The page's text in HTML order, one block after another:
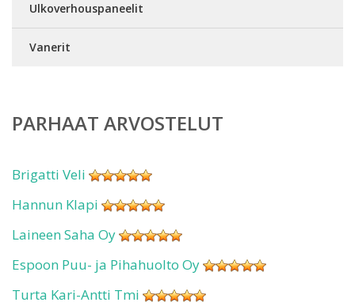
Ulkoverhouspaneelit
Vanerit
PARHAAT ARVOSTELUT
Brigatti Veli
Hannun Klapi
Laineen Saha Oy
Espoon Puu- ja Pihahuolto Oy
Turta Kari-Antti Tmi